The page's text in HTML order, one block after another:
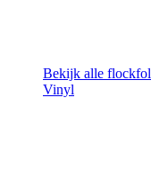
Bekijk alle
Vinyl